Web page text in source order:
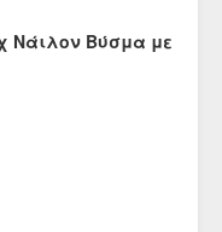
Νάιλον Βύσμα με